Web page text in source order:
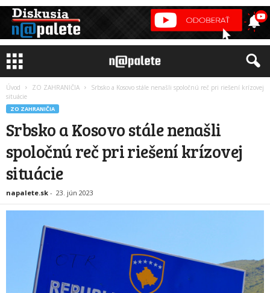
Úvod ZO ZAHRANIČIA
Srbsko a Kosovo stále nenašli spoločnú reč pri riešení krízovej
situácie
ZO ZAHRANIČIA
Srbsko a Kosovo stále nenašli
spoločnú reč pri riešení krízovej
situácie
napalete.sk - 23. jún 2023